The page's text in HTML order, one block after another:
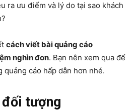
ra ưu điểm và lý do tại sao khách
cách viết bài quảng cáo
nghìn đơn. Bạn nên xem qua để
quảng cáo hấp dẫn hơn nhé.
tượng